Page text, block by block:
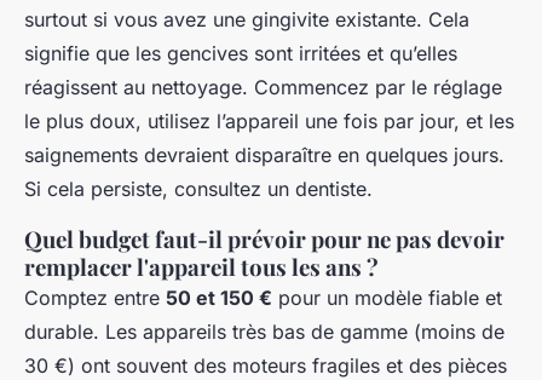
surtout si vous avez une gingivite existante. Cela
signifie que les gencives sont irritées et qu’elles
réagissent au nettoyage. Commencez par le réglage
le plus doux, utilisez l’appareil une fois par jour, et les
saignements devraient disparaître en quelques jours.
Si cela persiste, consultez un dentiste.
Quel budget faut-il prévoir pour ne pas devoir
remplacer l'appareil tous les ans ?
Comptez entre 50 et 150 € pour un modèle fiable et
durable. Les appareils très bas de gamme (moins de
30 €) ont souvent des moteurs fragiles et des pièces